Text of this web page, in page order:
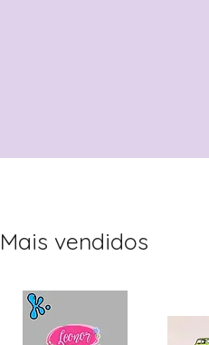
Mais vendidos